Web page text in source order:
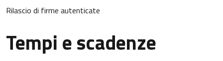
Rilascio di firme autenticate
Tempi e scadenze